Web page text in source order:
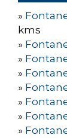
»
kms
»
»
»
»
»
»
»